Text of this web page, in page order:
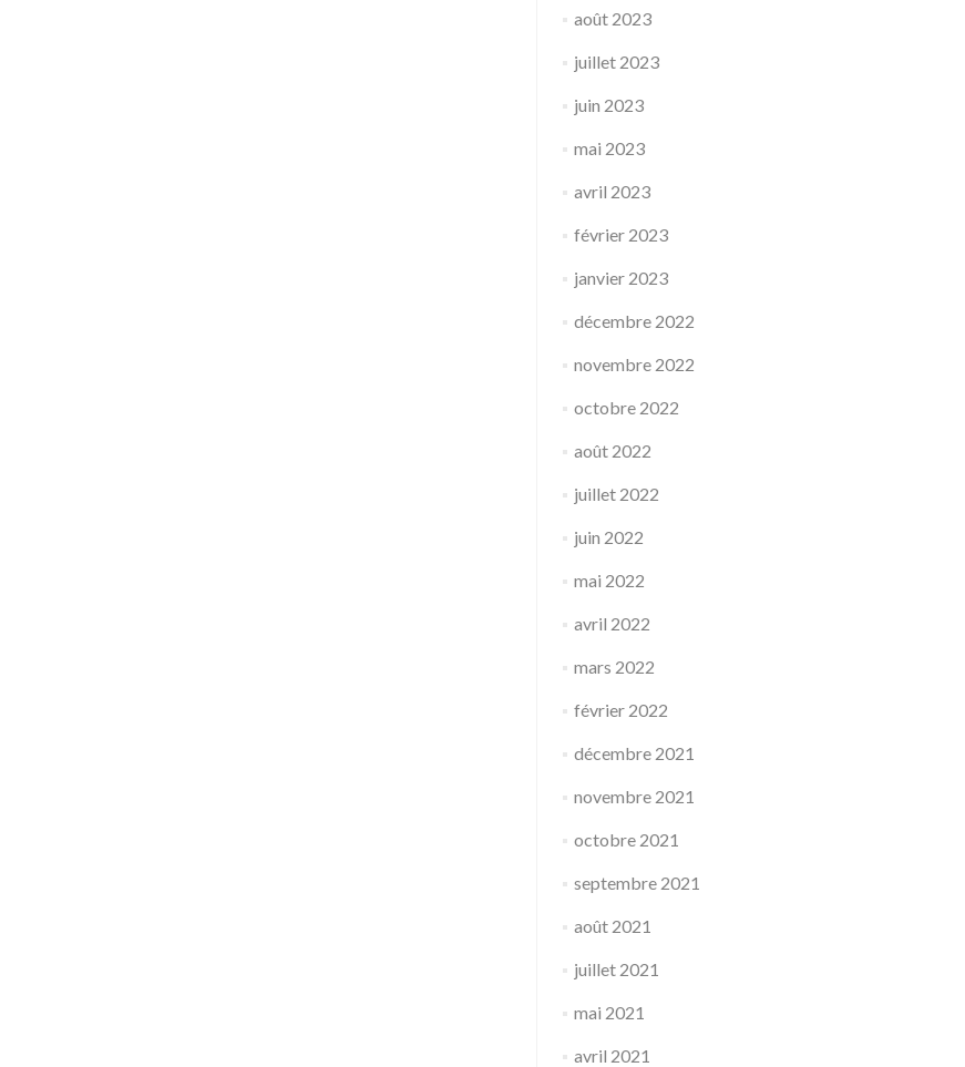
août 2023
juillet 2023
juin 2023
mai 2023
avril 2023
février 2023
janvier 2023
décembre 2022
novembre 2022
octobre 2022
août 2022
juillet 2022
juin 2022
mai 2022
avril 2022
mars 2022
février 2022
décembre 2021
novembre 2021
octobre 2021
septembre 2021
août 2021
juillet 2021
mai 2021
avril 2021